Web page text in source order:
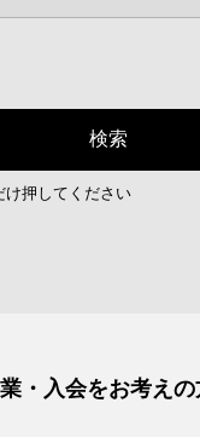
け押してください
・入会をお考え